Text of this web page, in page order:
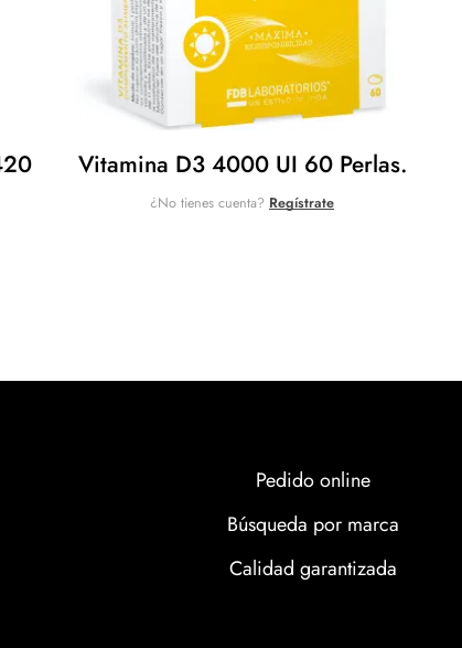
Vitamina D3 4000 UI 60 Perlas.
¿No tienes cuenta? Regístrate
Pedido online
Búsqueda por marca
Calidad garantizada